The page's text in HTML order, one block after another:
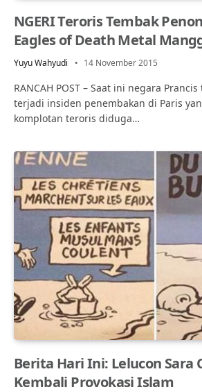
NGERI Teroris Tembak
Eagles of Death Metal
Yuyu Wahyudi 14 November 2015
RANCAH POST – Saat ini negara
terjadi insiden penembakan di Paris
komplotan teroris diduga…
Berita Hari Ini: Lelucon Sara
Kembali Provokasi Islam